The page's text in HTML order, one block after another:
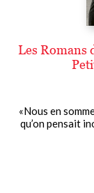
Les Romans
«Nous en
qu’on pensait